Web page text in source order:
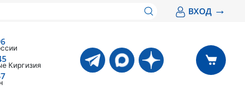
ВХОД →
Киргизия